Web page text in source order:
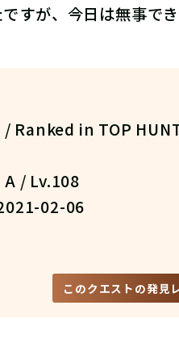
すが、今日は無事で
/ Ranked in TOP
A / Lv.108
02-06
このクエストの発見